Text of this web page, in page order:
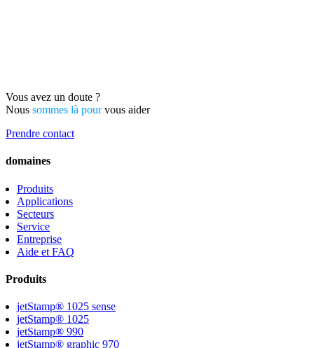
Vous avez un doute ?
Nous sommes là pourvous aider
Prendre contact
domaines
Produits
Applications
Secteurs
Service
Entreprise
Aide et FAQ
Produits
jetStamp® 1025 sense
jetStamp® 1025
jetStamp® 990
jetStamp® graphic 970